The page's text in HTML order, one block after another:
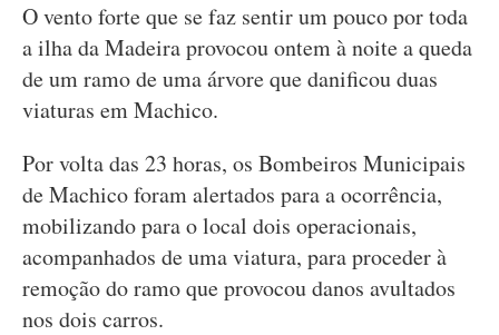
O vento forte que se faz sentir um pouco por toda
a ilha da Madeira provocou ontem à noite a queda
de um ramo de uma árvore que danificou duas
viaturas em Machico.
Por volta das 23 horas, os Bombeiros Municipais
de Machico foram alertados para a ocorrência,
mobilizando para o local dois operacionais,
acompanhados de uma viatura, para proceder à
remoção do ramo que provocou danos avultados
nos dois carros.